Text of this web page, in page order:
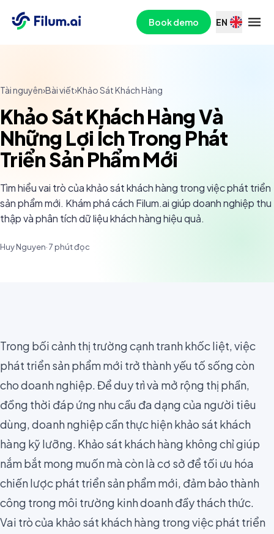
Book demo EN
Tài nguyên›Bài viết›Khảo Sát Khách Hàng
Khảo Sát Khách Hàng Và
Những Lợi Ích Trong Phát
Triển Sản Phẩm Mới
Tìm hiểu vai trò của khảo sát khách hàng trong việc phát triển
sản phẩm mới. Khám phá cách Filum.ai giúp doanh nghiệp thu
thập và phân tích dữ liệu khách hàng hiệu quả.
Huy Nguyen·7 phút đọc
Trong bối cảnh thị trường cạnh tranh khốc liệt, việc
phát triển sản phẩm mới trở thành yếu tố sống còn
cho doanh nghiệp. Để duy trì và mở rộng thị phần,
đồng thời đáp ứng nhu cầu đa dạng của người tiêu
dùng, doanh nghiệp cần thực hiện khảo sát khách
hàng kỹ lưỡng. Khảo sát khách hàng không chỉ giúp
nắm bắt mong muốn mà còn là cơ sở để tối ưu hóa
chiến lược phát triển sản phẩm mới, đảm bảo thành
công trong môi trường kinh doanh đầy thách thức.
Vai trò của khảo sát khách hàng trong việc phát triển